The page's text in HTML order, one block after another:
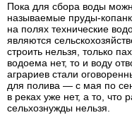
Пока для сбора воды
называемые пруды-
на полях технические
являются
строить нельзя, только
водоема нет, то и воду
аграриев стали
для полива — с мая по
в реках уже нет, а то, что
сельхознужды нельзя.